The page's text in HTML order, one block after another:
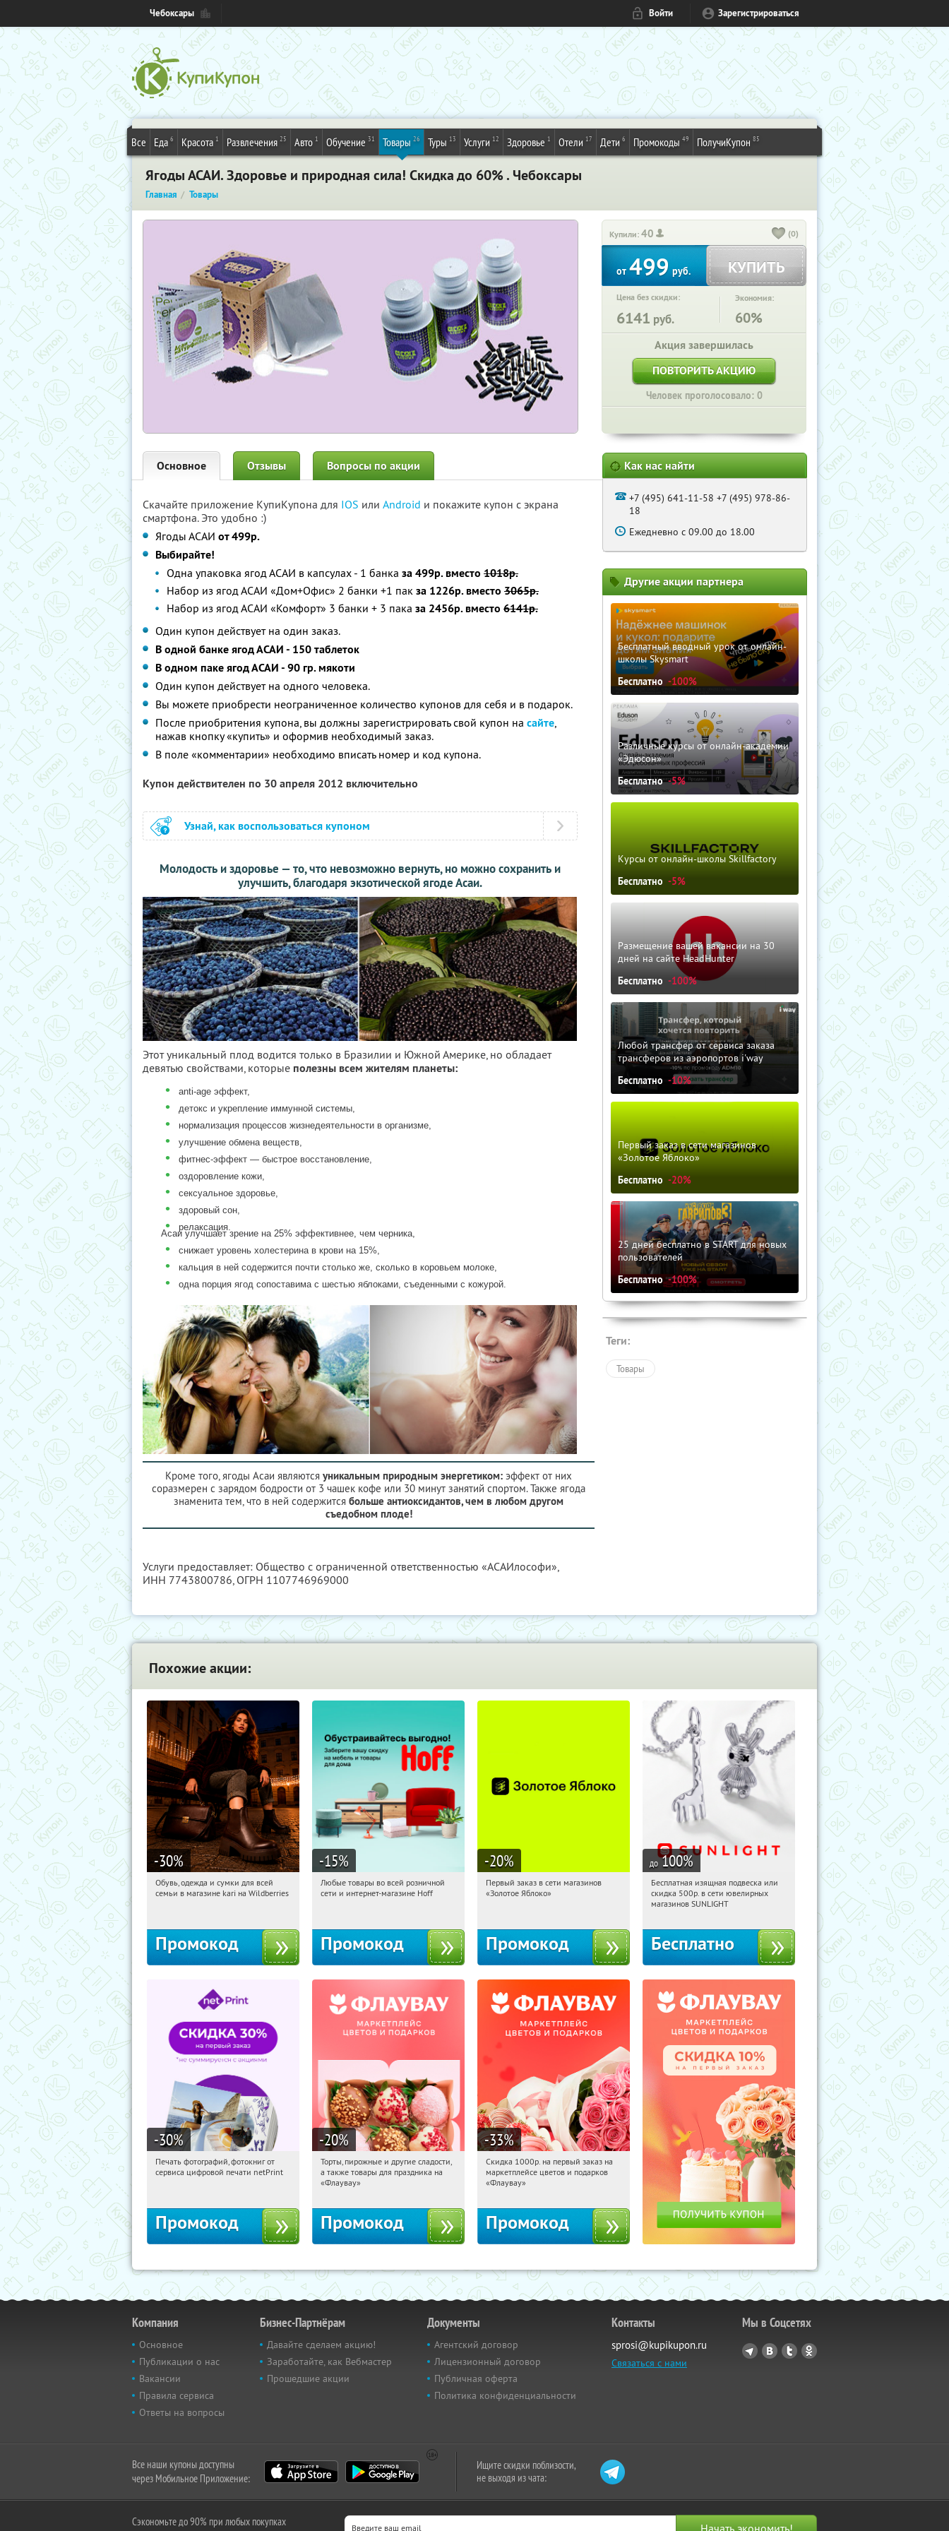
Чебоксары Войти Зарегистрироваться
Все Еда 6 Красота 1 Развлечения 25 Авто 1 Обучение 31 Товары 26 Туры 13 Услуги 12 Здоровье 1 Отели 17 Дети 6 Промокоды 49 ПолучиКупон 85
Ягоды АСАИ. Здоровье и природная сила! Скидка до 60% . Чебоксары
Главная Товары
Купили:40 (0)
от499руб. КУПИТЬ
Цена без скидки:
6141 руб.
Экономия:
60%
Акция завершилась
ПОВТОРИТЬ АКЦИЮ
Человек проголосовало: 0
Основное Отзывы Вопросы по акции
Скачайте приложение КупиКупона для IOS или Android и покажите купон с экрана
смартфона. Это удобно :)
Ягоды АСАИ от 499р.
Выбирайте!
Одна упаковка ягод АСАИ в капсулах - 1 банка за 499р. вместо 1018р.
Набор из ягод АСАИ «Дом+Офис» 2 банки +1 пак за 1226р. вместо 3065р.
Набор из ягод АСАИ «Комфорт» 3 банки + 3 пака за 2456р. вместо 6141р.
Один купон действует на один заказ.
В одной банке ягод АСАИ - 150 таблеток
В одном паке ягод АСАИ - 90 гр. мякоти
Один купон действует на одного человека.
Вы можете приобрести неограниченное количество купонов для себя и в подарок.
После приобритения купона, вы должны зарегистрировать свой купон на сайте,
нажав кнопку «купить» и оформив необходимый заказ.
В поле «комментарии» необходимо вписать номер и код купона.
Купон действителен по 30 апреля 2012 включительно
Узнай, как воспользоваться купоном
Молодость и здоровье — то, что невозможно вернуть, но можно сохранить и
улучшить, благодаря экзотической ягоде Асаи.
Этот уникальный плод водится только в Бразилии и Южной Америке, но обладает
девятью свойствами, которые полезны всем жителям планеты:
• anti-age эффект,
• детокс и укрепление иммунной системы,
• нормализация процессов жизнедеятельности в организме,
• улучшение обмена веществ,
• фитнес-эффект — быстрое восстановление,
• оздоровление кожи,
• сексуальное здоровье,
• здоровый сон,
• релаксация.
Асаи улучшает зрение на 25% эффективнее, чем черника,
• снижает уровень холестерина в крови на 15%,
• кальция в ней содержится почти столько же, сколько в коровьем молоке,
• одна порция ягод сопоставима с шестью яблоками, съеденными с кожурой.
Кроме того, ягоды Асаи являются уникальным природным энергетиком: эффект от них
соразмерен с зарядом бодрости от 3 чашек кофе или 30 минут занятий спортом. Также ягода
знаменита тем, что в ней содержится больше антиоксидантов, чем в любом другом
съедобном плоде!
Услуги предоставляет: Общество с ограниченной ответственностью «АСАИлософи»,
ИНН 7743800786, ОГРН 1107746969000
Как нас найти
+7 (495) 641-11-58 +7 (495) 978-86-
18
Ежедневно с 09.00 до 18.00
Другие акции партнера
Бесплатный вводный урок от онлайн-
школы Skysmart
Бесплатно -100%
Различные курсы от онлайн-академии
«Эдюсон»
Бесплатно -5%
Курсы от онлайн-школы Skillfactory
Бесплатно -5%
Размещение вашей вакансии на 30
дней на сайте HeadHunter
Бесплатно -100%
Любой трансфер от сервиса заказа
трансферов из аэропортов i'way
Бесплатно -10%
Первый заказ в сети магазинов
«Золотое Яблоко»
Бесплатно -20%
25 дней бесплатно в START для новых
пользователей
Бесплатно -100%
Теги:
Товары
Похожие акции:
-30%
16:59:53 Получили:
Обувь, одежда и сумки для всей
семьи в магазине kari на Wildberries
Промокод
-15%
16:59:53 Получили:
Любые товары во всей розничной
сети и интернет-магазине Hoff
Промокод
-20%
16:59:53
Получи первым!
Первый заказ в сети магазинов
«Золотое Яблоко»
Промокод
до 100%
16:59:53 Получили:
Россия
Бесплатная изящная подвеска или
скидка 500р. в сети ювелирных
магазинов SUNLIGHT
Бесплатно
-30%
16:59:53 Получили:
Печать фотографий, фотокниг от
сервиса цифровой печати netPrint
Промокод
-20%
16:59:53 Получили:
Россия
Торты, пирожные и другие сладости,
а также товары для праздника на
«Флаувау»
Промокод
-33%
16:59:53 Получили:
Россия
Скидка 1000р. на первый заказ на
маркетплейсе цветов и подарков
«Флаувау»
Промокод
Компания
Основное
Публикации о нас
Вакансии
Правила сервиса
Ответы на вопросы
Бизнес-Партнёрам
Давайте сделаем акцию!
Заработайте, как Вебмастер
Прошедшие акции
Документы
Агентский договор
Лицензионный договор
Публичная оферта
Политика конфиденциальности
Контакты
sprosi@kupikupon.ru
Связаться с нами
Мы в Соцсетях
Все наши купоны доступны
через Мобильное Приложение:
Ищите скидки поблизости,
не выходя из чата:
Сэкономьте до 90% при любых покупках